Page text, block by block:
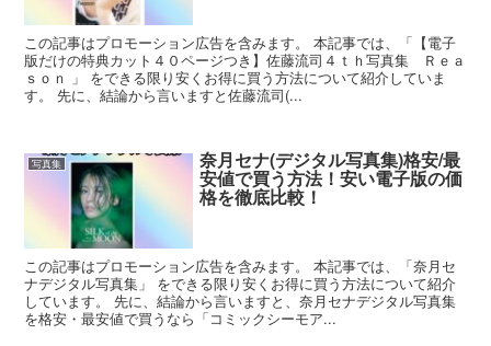
この記事はプロモーション広告を含みます。 本記事では、「【電子
版だけの特典カット４０ページつき】佐藤流司４ｔｈ写真集 Ｒｅａ
ｓｏｎ 」 をできる限り安くお得に買う方法について紹介していま
す。 先に、結論から言いますと佐藤流司(...
写真集 奈月セナ(デジタル写真集)格安/最
安値で買う方法！安い電子版の価
格を徹底比較！
この記事はプロモーション広告を含みます。 本記事では、「奈月セ
ナデジタル写真集」 をできる限り安くお得に買う方法について紹介
しています。 先に、結論から言いますと、奈月セナデジタル写真集
を格安・最安値で買うなら「コミックシーモア...